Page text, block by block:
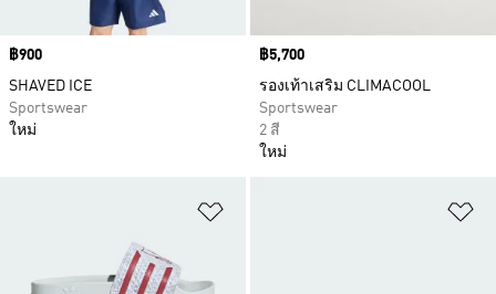
Price
฿900
SHAVED ICE
Sportswear
ใหม่
Price
฿5,700
รองเท้าเสริม CLIMACOOL
Sportswear
2 สี
ใหม่